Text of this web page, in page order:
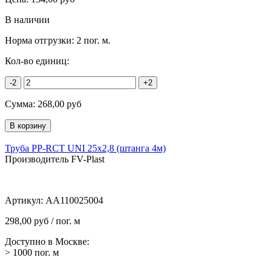
В наличии
Норма отгрузки: 2 пог. м.
Кол-во единиц:
-2 +2
Сумма: 268,00 руб
Труба PP-RCT UNI 25х2,8 (штанга 4м)
Производитель FV-Plast
Артикул: AA110025004
298,00 руб / пог. м
Доступно в Москве:
> 1000 пог. м